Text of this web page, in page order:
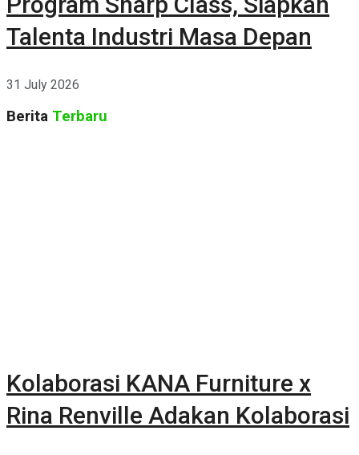
Talenta Industri Masa Depan
31 July 2026
Berita Terbaru
Kolaborasi KANA Furniture x
Rina Renville Adakan Kolaborasi